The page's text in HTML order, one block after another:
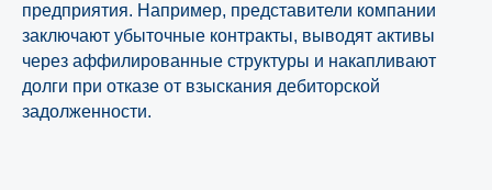
предприятия. Например, представители компании
заключают убыточные контракты, выводят активы
через аффилированные структуры и накапливают
долги при отказе от взыскания дебиторской
задолженности.